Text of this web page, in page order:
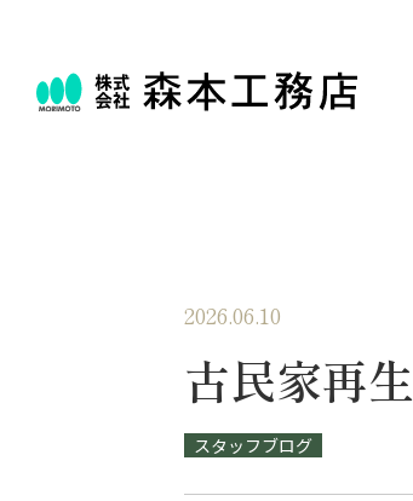
2026.06.10
古民家再生
スタッフブログ